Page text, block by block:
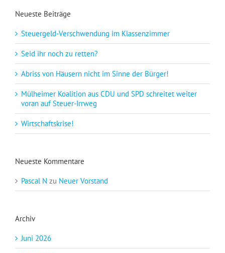
Neueste Beiträge
Steuergeld-Verschwendung im Klassenzimmer
Seid ihr noch zu retten?
Abriss von Häusern nicht im Sinne der Bürger!
Mülheimer Koalition aus CDU und SPD schreitet weiter
voran auf Steuer-Irrweg
Wirtschaftskrise!
Neueste Kommentare
Pascal N zu Neuer Vorstand
Archiv
Juni 2026